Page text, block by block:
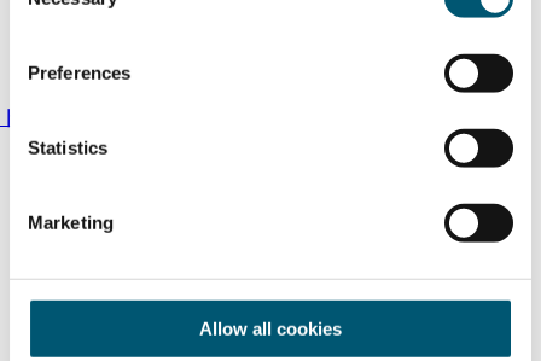
Preferences
Statistics
Marketing
Allow all cookies
ドイツNRW州とは…こんなところ